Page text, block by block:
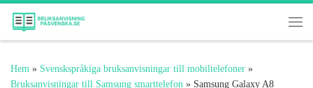
Hoppa till innehåll
Hem » Svenskspråkiga bruksanvisningar till mobiltelefoner »
Bruksanvisningar till Samsung smarttelefon » Samsung Galaxy A8